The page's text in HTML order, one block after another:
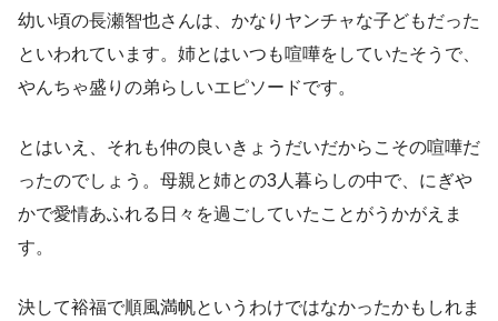
幼い頃の長瀬智也さんは、かなりヤンチャな子どもだった
といわれています。姉とはいつも喧嘩をしていたそうで、
やんちゃ盛りの弟らしいエピソードです。
とはいえ、それも仲の良いきょうだいだからこその喧嘩だ
ったのでしょう。母親と姉との3人暮らしの中で、にぎや
かで愛情あふれる日々を過ごしていたことがうかがえま
す。
決して裕福で順風満帆というわけではなかったかもしれま